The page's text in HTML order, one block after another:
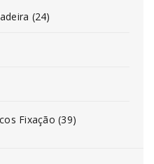
(24)
Fixação (39)